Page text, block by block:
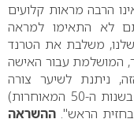
הרבה מראות קלועים
לא התאימו למראה
שלנו, משלבת את הטרנד
המושלמת עבור האישה
ניתנת לשיער צורה
"רוקית" (סגנון הרוק שהיה פופולרי מאוד בשנות ה-50 המאוחרות)
הראש". ההשראה